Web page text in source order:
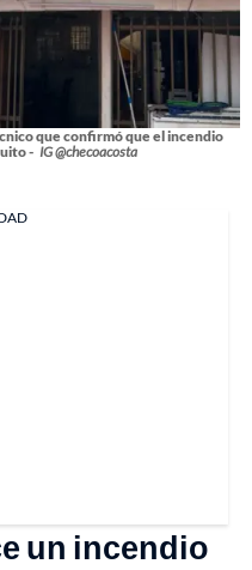
que confirmó que el incendio
- IG @checoacosta
un incendio